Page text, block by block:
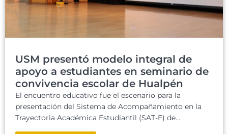
USM presentó modelo integral de
apoyo a estudiantes en seminario de
convivencia escolar de Hualpén
El encuentro educativo fue el escenario para la
presentación del Sistema de Acompañamiento en la
Trayectoria Académica Estudiantil (SAT-E) de...